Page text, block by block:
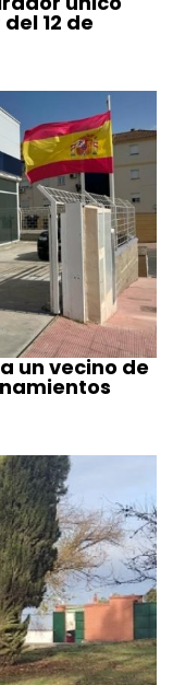
12 de
un vecino de